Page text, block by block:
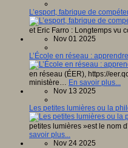
L’esport, fabrique de
et Eric Farro : Longtemps vu
Nov 01 2025
L’École en réseau :
en réseau (ÉER), https://
ministère… En savoir plus...
Nov 13 2025
Les petites lumières ou la
petites lumières »est le nom
savoir plus...
Nov 24 2025